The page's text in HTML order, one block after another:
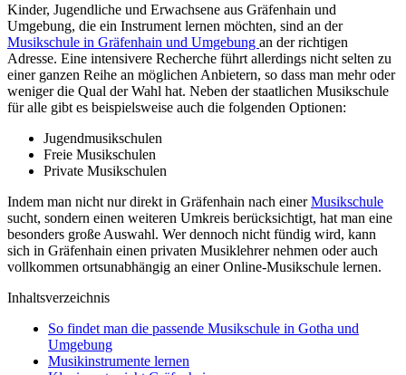
Kinder, Jugendliche und Erwachsene aus Gräfenhain und
Umgebung, die ein Instrument lernen möchten, sind an der
Musikschule in Gräfenhain und Umgebung an der richtigen
Adresse. Eine intensivere Recherche führt allerdings nicht selten zu
einer ganzen Reihe an möglichen Anbietern, so dass man mehr oder
weniger die Qual der Wahl hat. Neben der staatlichen Musikschule
für alle gibt es beispielsweise auch die folgenden Optionen:
Jugendmusikschulen
Freie Musikschulen
Private Musikschulen
Indem man nicht nur direkt in Gräfenhain nach einerMusikschule
sucht, sondern einen weiteren Umkreis berücksichtigt, hat man eine
besonders große Auswahl. Wer dennoch nicht fündig wird, kann
sich in Gräfenhain einen privaten Musiklehrer nehmen oder auch
vollkommen ortsunabhängig an einer Online-Musikschule lernen.
Inhaltsverzeichnis
So findet man die passende Musikschule in Gotha und
Umgebung
Musikinstrumente lernen